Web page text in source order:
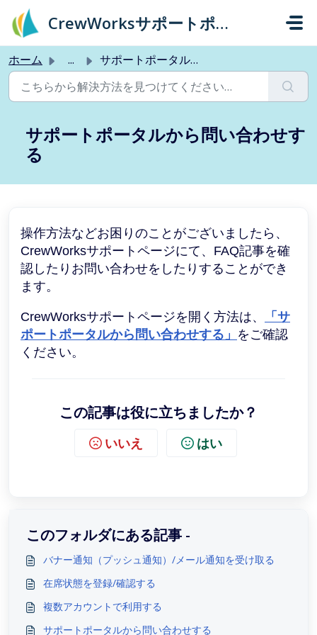
メインコンテンツに移動
CrewWorksサポートポータル
ホーム ... サポートポータルから問い合わせする
サポートポータルから問い合わせす
る
操作方法などお困りのことがございましたら、
CrewWorksサポートページにて、FAQ記事を確
認したりお問い合わせをしたりすることができ
ます。
CrewWorksサポートページを開く方法は、
「サ
ポートポータルから問い合わせする」 をご確認
ください。
この記事は役に立ちましたか？
いいえ はい
このフォルダにある記事 -
バナー通知（プッシュ通知）/メール通知を受け取る
在席状態を登録/確認する
複数アカウントで利用する
サポートポータルから問い合わせする